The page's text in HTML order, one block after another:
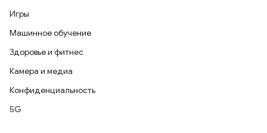
Игры
Машинное обучение
Здоровье и фитнес
Камера и медиа
Конфиденциальность
5G